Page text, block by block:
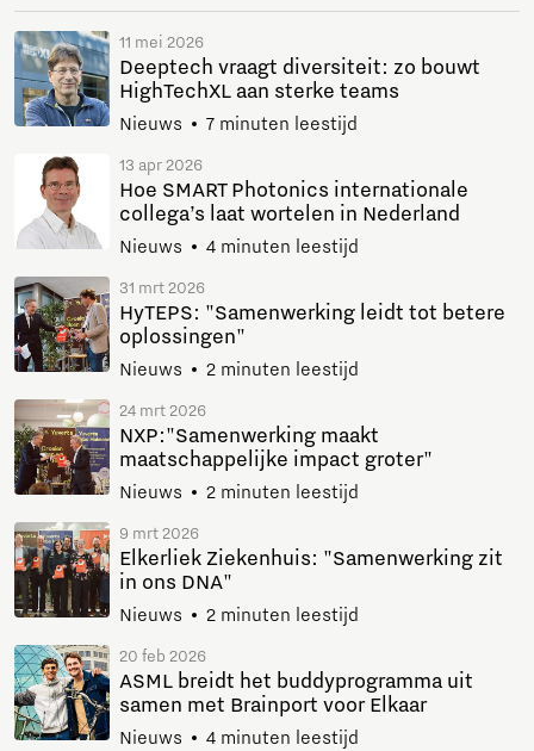
11 mei 2026
Deeptech vraagt diversiteit: zo bouwt
HighTechXL aan sterke teams
Nieuws 7 minuten leestijd
13 apr 2026
Hoe SMART Photonics internationale
collega’s laat wortelen in Nederland
Nieuws 4 minuten leestijd
31 mrt 2026
HyTEPS: "Samenwerking leidt tot betere
oplossingen"
Nieuws 2 minuten leestijd
24 mrt 2026
NXP:"Samenwerking maakt
maatschappelijke impact groter"
Nieuws 2 minuten leestijd
9 mrt 2026
Elkerliek Ziekenhuis: "Samenwerking zit
in ons DNA"
Nieuws 2 minuten leestijd
20 feb 2026
ASML breidt het buddyprogramma uit
samen met Brainport voor Elkaar
Nieuws 4 minuten leestijd